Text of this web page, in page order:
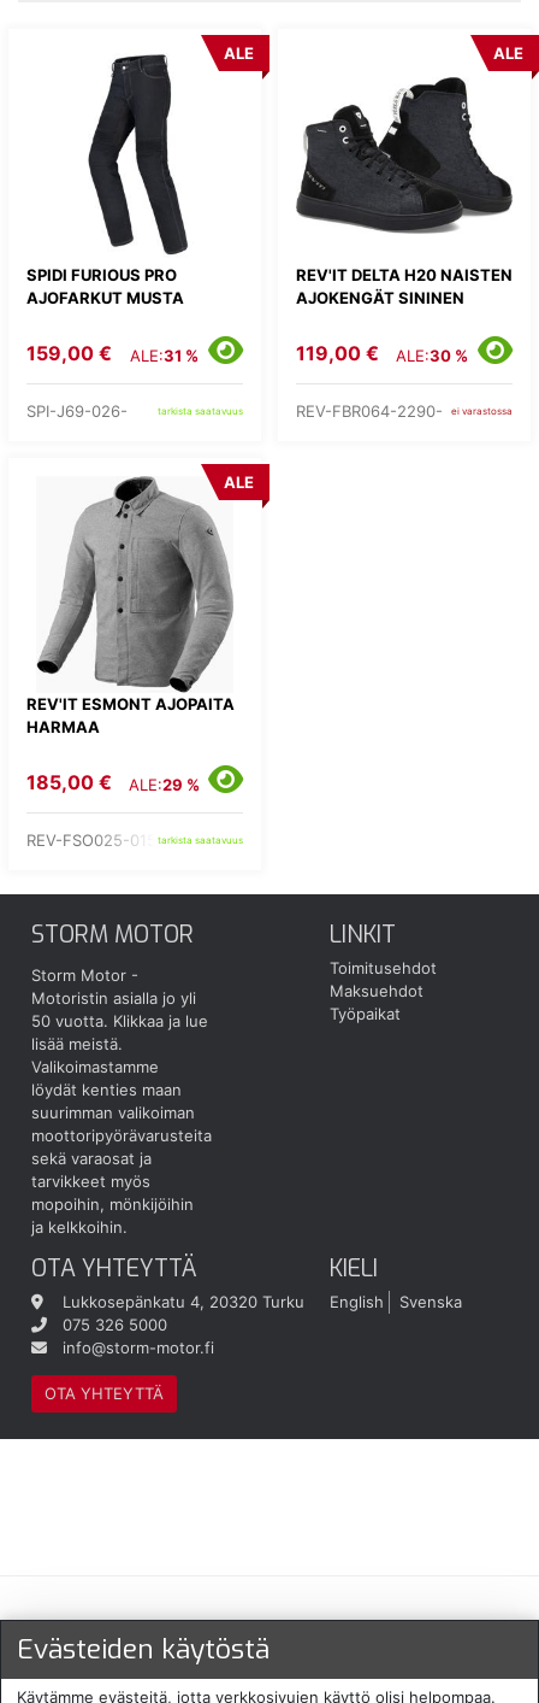
SPIDI FURIOUS PRO
AJOFARKUT MUSTA
ALE
159,00 € ALE:31 %
SPI-J69-026- tarkista saatavuus
REV'IT DELTA H20 NAISTEN
AJOKENGÄT SININEN
ALE
119,00 € ALE:30 %
REV-FBR064-2290- ei varastossa
REV'IT ESMONT AJOPAITA
HARMAA
ALE
185,00 € ALE:29 %
REV-FSO025-0150-tarkista saatavuus
STORM MOTOR
Storm Motor -
Motoristin asialla jo yli
50 vuotta. Klikkaa ja lue
lisää meistä.
Valikoimastamme
löydät kenties maan
suurimman valikoiman
moottoripyörävarusteita
sekä varaosat ja
tarvikkeet myös
mopoihin, mönkijöihin
ja kelkkoihin.
LINKIT
Toimitusehdot
Maksuehdot
Työpaikat
OTA YHTEYTTÄ
Lukkosepänkatu 4, 20320 Turku
075 326 5000
info@storm-motor.fi
OTA YHTEYTTÄ
KIELI
English Svenska
Maksu- ja toimitustavat
Evästeiden käytöstä
Käytämme evästeitä, jotta verkkosivujen käyttö olisi helpompaa.